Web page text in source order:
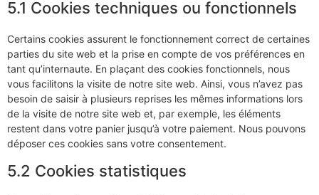
5.1 Cookies techniques ou fonctionnels
Certains cookies assurent le fonctionnement correct de certaines
parties du site web et la prise en compte de vos préférences en
tant qu’internaute. En plaçant des cookies fonctionnels, nous
vous facilitons la visite de notre site web. Ainsi, vous n’avez pas
besoin de saisir à plusieurs reprises les mêmes informations lors
de la visite de notre site web et, par exemple, les éléments
restent dans votre panier jusqu’à votre paiement. Nous pouvons
déposer ces cookies sans votre consentement.
5.2 Cookies statistiques